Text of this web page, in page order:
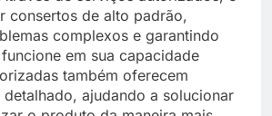
consertos de alto padrão,
complexos e garantindo
em sua capacidade
também oferecem
ajudando a solucionar